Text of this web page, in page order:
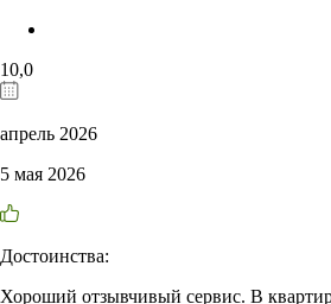
10,0
апрель 2026
5 мая 2026
Достоинства:
Хороший отзывчивый сервис. В